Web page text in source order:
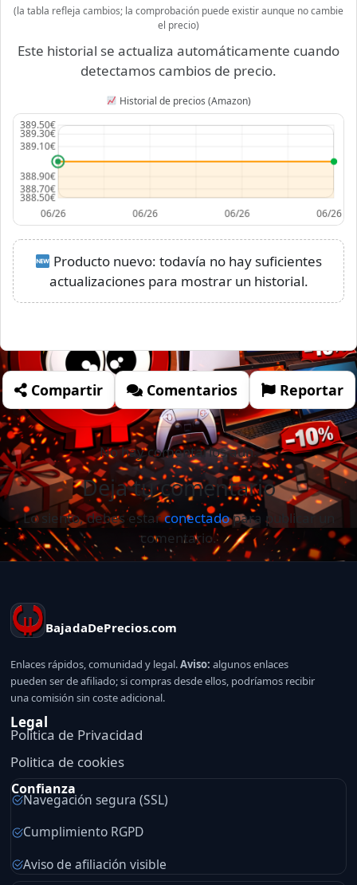
(la tabla refleja cambios; la comprobación puede existir aunque no cambie
el precio)
Este historial se actualiza automáticamente cuando
detectamos cambios de precio.
Historial de precios (Amazon)
Producto nuevo: todavía no hay suficientes
actualizaciones para mostrar un historial.
Compartir Comentarios Reportar
No hay comentarios aún.
Deja tu comentario
Lo siento, debes estarconectadopara publicar un
comentario.
BajadaDePrecios.com
Enlaces rápidos, comunidad y legal.Aviso: algunos enlaces
pueden ser de afiliado; si compras desde ellos, podríamos recibir
una comisión sin coste adicional.
Legal
Politica de Privacidad
Politica de cookies
Confianza
Navegación segura (SSL)
Cumplimiento RGPD
Aviso de afiliación visible